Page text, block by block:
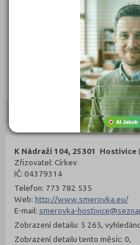
299 Kč
Objednat
K Nádraží 104, 25301 Hostivice(
Zřizovatel: Církev
IČ: 04379314
Telefon: 773 782 535
Web: http://www.smerovka.eu/
E-mail: smerovka-
Zobrazení detailu: 5 265,
Zobrazení detailu tento měsíc: 0,